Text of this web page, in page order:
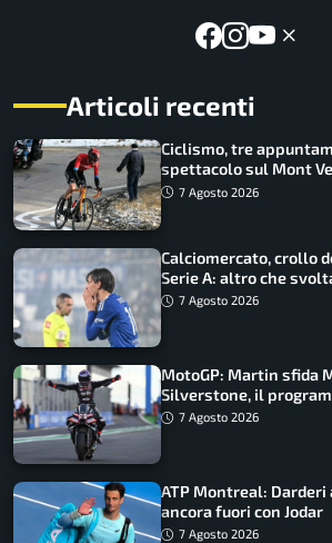
Articoli recenti
Ciclismo, tre
spettacolo sul Mont
come vederli
7 Agosto 2026
Calciomercato, crollo
Serie A: altro che
7 Agosto 2026
MotoGP: Martin sfida
Silverstone, il
7 Agosto 2026
ATP Montreal:
ancora fuori con Jodar
7 Agosto 2026